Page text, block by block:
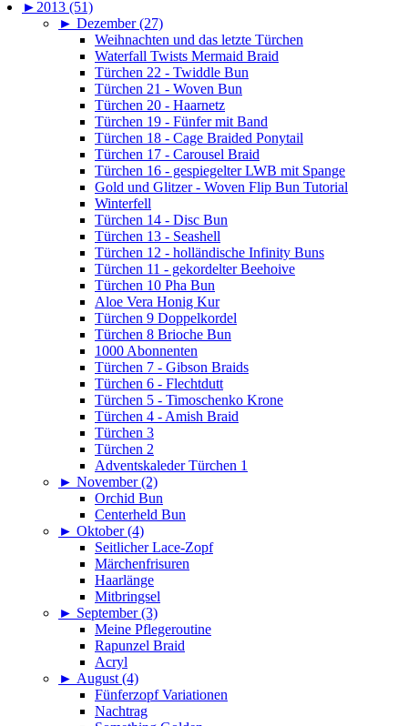
► 2013 (51)
► Dezember (27)
Weihnachten und das letzte Türchen
Waterfall Twists Mermaid Braid
Türchen 22 - Twiddle Bun
Türchen 21 - Woven Bun
Türchen 20 - Haarnetz
Türchen 19 - Fünfer mit Band
Türchen 18 - Cage Braided Ponytail
Türchen 17 - Carousel Braid
Türchen 16 - gespiegelter LWB mit Spange
Gold und Glitzer - Woven Flip Bun Tutorial
Winterfell
Türchen 14 - Disc Bun
Türchen 13 - Seashell
Türchen 12 - holländische Infinity Buns
Türchen 11 - gekordelter Beehoive
Türchen 10 Pha Bun
Aloe Vera Honig Kur
Türchen 9 Doppelkordel
Türchen 8 Brioche Bun
1000 Abonnenten
Türchen 7 - Gibson Braids
Türchen 6 - Flechtdutt
Türchen 5 - Timoschenko Krone
Türchen 4 - Amish Braid
Türchen 3
Türchen 2
Adventskaleder Türchen 1
► November (2)
Orchid Bun
Centerheld Bun
► Oktober (4)
Seitlicher Lace-Zopf
Märchenfrisuren
Haarlänge
Mitbringsel
► September (3)
Meine Pflegeroutine
Rapunzel Braid
Acryl
► August (4)
Fünferzopf Variationen
Nachtrag